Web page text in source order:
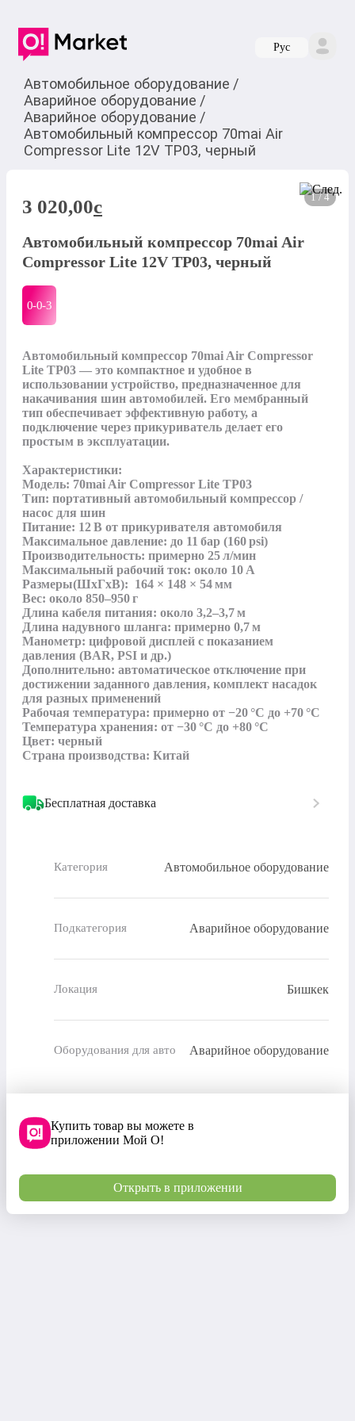
Руc
Автомобильное оборудование /
Аварийное оборудование /
Аварийное оборудование /
Автомобильный компрессор 70mai Air
Compressor Lite 12V TP03, черный
1 / 4
3 020,00c
Автомобильный компрессор 70mai Air
Compressor Lite 12V TP03, черный
0-0-3
Автомобильный компрессор 70mai Air Compressor
Lite TP03 — это компактное и удобное в
использовании устройство, предназначенное для
накачивания шин автомобилей. Его мембранный
тип обеспечивает эффективную работу, а
подключение через прикуриватель делает его
простым в эксплуатации.
Характеристики:
Модель: 70mai Air Compressor Lite TP03
Тип: портативный автомобильный компрессор /
насос для шин
Питание: 12 В от прикуривателя автомобиля
Максимальное давление: до 11 бар (160 psi)
Производительность: примерно 25 л/мин
Максимальный рабочий ток: около 10 А
Размеры(ШхГхВ):  164 × 148 × 54 мм
Вес: около 850–950 г
Длина кабеля питания: около 3,2–3,7 м
Длина надувного шланга: примерно 0,7 м
Манометр: цифровой дисплей с показанием
давления (BAR, PSI и др.)
Дополнительно: автоматическое отключение при
достижении заданного давления, комплект насадок
для разных применений
Рабочая температура: примерно от −20 °C до +70 °C
Температура хранения: от −30 °C до +80 °C
Цвет: черный
Страна производства: Китай
Бесплатная доставка
Категория Автомобильное оборудование
Подкатегория Аварийное оборудование
Локация Бишкек
Оборудования для авто Аварийное оборудование
Купить товар вы можете в
приложении Мой О!
Открыть в приложении